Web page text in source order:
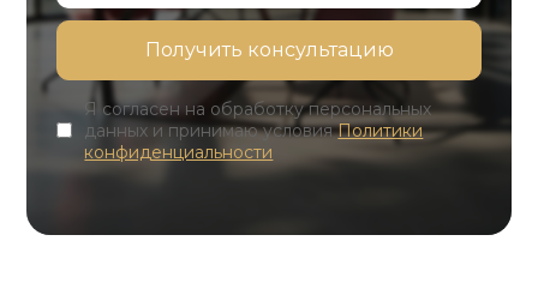
Я согласен на обработку персональных
данных и принимаю условияПолитики
конфиденциальности